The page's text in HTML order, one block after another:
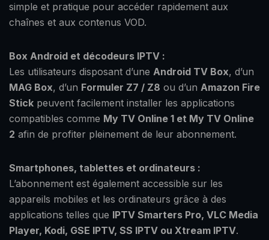
simple et pratique pour accéder rapidement aux
chaînes et aux contenus VOD.
Box Android et décodeurs IPTV :
Les utilisateurs disposant d’une Android TV Box, d’un
MAG Box, d’un Formuler Z7 / Z8 ou d’un Amazon Fire
Stick peuvent facilement installer les applications
compatibles comme My TV Online 1 et My TV Online
2 afin de profiter pleinement de leur abonnement.
Smartphones, tablettes et ordinateurs :
L’abonnement est également accessible sur les
appareils mobiles et les ordinateurs grâce à des
applications telles que IPTV Smarters Pro, VLC Media
Player, Kodi, GSE IPTV, SS IPTV ou Xtream IPTV.